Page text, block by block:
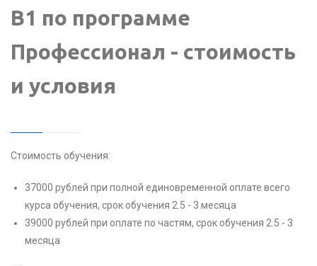
B1 по программе
Профессионал - стоимость
и условия
Стоимость обучения:
37000 рублей при полной единовременной оплате всего
курса обучения, срок обучения 2.5 - 3 месяца
39000 рублей при оплате по частям, срок обучения 2.5 - 3
месяца